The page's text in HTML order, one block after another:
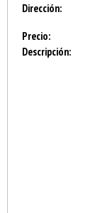
Dirección:
Precio:
Descripción: